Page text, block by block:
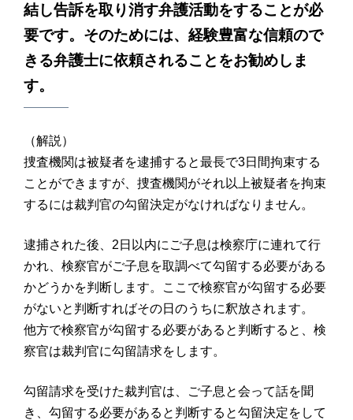
結し告訴を取り消す弁護活動をすることが必
要です。そのためには、経験豊富な信頼ので
きる弁護士に依頼されることをお勧めしま
す。
（解説）
捜査機関は被疑者を逮捕すると最長で3日間拘束する
ことができますが、捜査機関がそれ以上被疑者を拘束
するには裁判官の勾留決定がなければなりません。
逮捕された後、2日以内にご子息は検察庁に連れて行
かれ、検察官がご子息を取調べて勾留する必要がある
かどうかを判断します。ここで検察官が勾留する必要
がないと判断すればその日のうちに釈放されます。
他方で検察官が勾留する必要があると判断すると、検
察官は裁判官に勾留請求をします。
勾留請求を受けた裁判官は、ご子息と会って話を聞
き、勾留する必要があると判断すると勾留決定をして